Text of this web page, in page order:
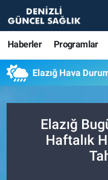
Haberler Programlar
Elazığ Hava
Elazığ
Haftalık
Haberler
Güncel Sağlık
Beslenme
Merkezefendi
Süper Lig Puan
Tüm Manşetler